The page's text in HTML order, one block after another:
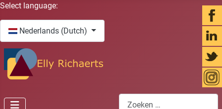
Selecteer de taal
Select language:
Nederlands (Dutch)